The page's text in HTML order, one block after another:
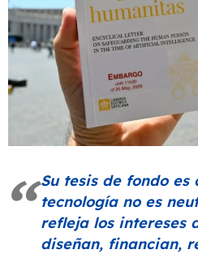
Su tesis de fondo es
tecnología no es
refleja los intereses
diseñan, financian,